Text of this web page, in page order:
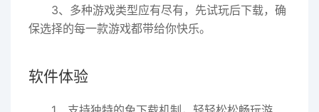
3、多种游戏类型应有尽有，先试玩后下载，确
保选择的每一款游戏都带给你快乐。
软件体验